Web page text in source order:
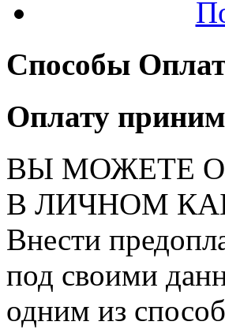
Способы
Оплату
ВЫ МОЖЕТЕ
В ЛИЧНОМ
Внести
под своими
одним из